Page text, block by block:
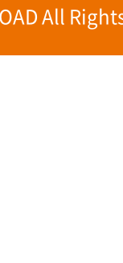
All